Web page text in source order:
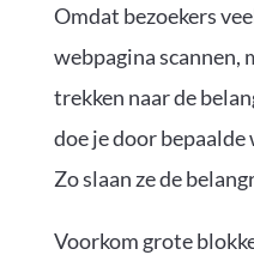
Omdat bezoekers
webpagina scannen,
trekken naar de
doe je door
Zo slaan ze de
Voorkom grote